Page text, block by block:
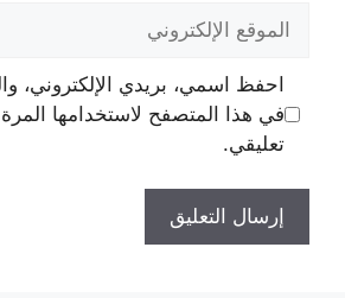
الإلكتروني
احفظ اسمي، بريدي الإلكتروني،
في هذا المتصفح لاستخدامها
تعليقي.